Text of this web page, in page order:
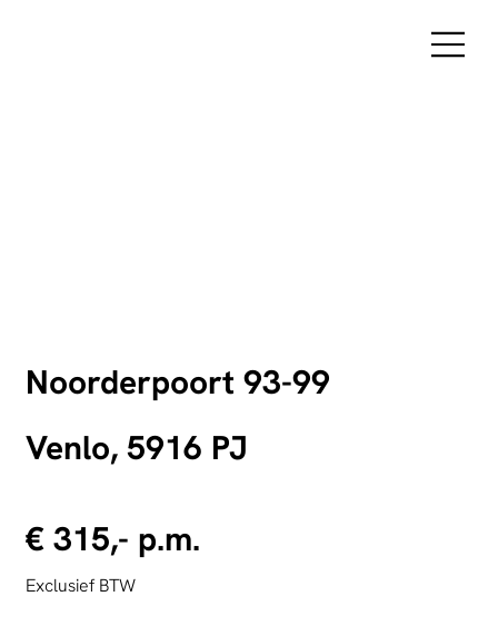
Noorderpoort 93-99
Venlo, 5916 PJ
€ 315,- p.m.
Exclusief BTW